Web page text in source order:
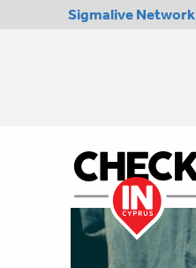
Sigmalive Network